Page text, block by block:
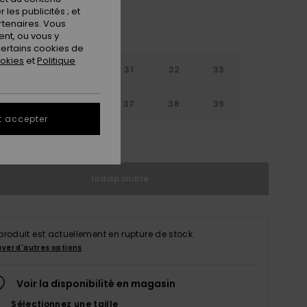
31 32 33
35 36 37 38 39
le Guide des tailles
est actuellement en rupture de stock.
d'autres options
Voir la disponibilité en magasin
Sélectionnez une taille
les publicités ; et
Vous
ou vous y
cookies de
etPolitique
accepter